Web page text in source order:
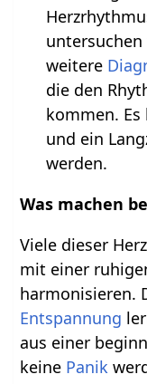
weitere
die den
kommen. Es
und ein
werden.
Was machen
Viele dieser
mit einer
harmonisieren.
Entspannung
aus einer
keine Panik